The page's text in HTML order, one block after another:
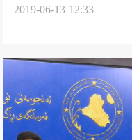
2019-06-13 12:33